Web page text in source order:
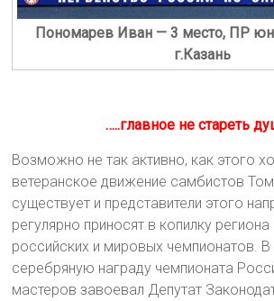
Пономарев Иван — 3 место, ПР
г.Казань
…..главное не стареть
Возможно не так активно, как этого
ветеранское движение самбистов
существует и представители этого
регулярно приносят в копилку
российских и мировых чемпионатов. В
серебряную награду чемпионата
мастеров завоевал Депутат